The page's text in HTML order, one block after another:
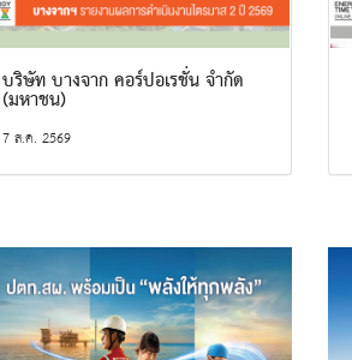
บริษัท บางจาก คอร์ปอเรชั่น จำกัด
(มหาชน)
7 ส.ค. 2569